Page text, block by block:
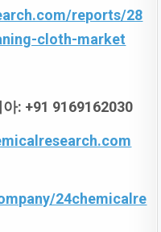
reports/28
cloth-market
아: +91 9169162030
24chemicalre